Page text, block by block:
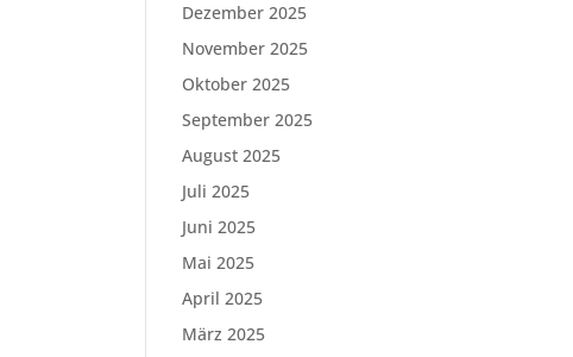
Dezember 2025
November 2025
Oktober 2025
September 2025
August 2025
Juli 2025
Juni 2025
Mai 2025
April 2025
März 2025